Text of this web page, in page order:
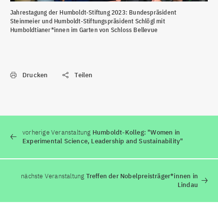
Jahrestagung der Humboldt-Stiftung 2023: Bundespräsident
Steinmeier und Humboldt-Stiftungspräsident Schlögl mit
Humboldtianer*innen im Garten von Schloss Bellevue
Drucken Teilen
vorherige Veranstaltung Humboldt-Kolleg: "Women in
Experimental Science, Leadership and Sustainability"
nächste Veranstaltung Treffen der Nobelpreisträger*innen in
Lindau